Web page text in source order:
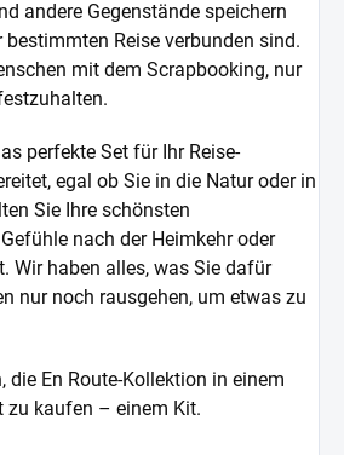
andere Gegenstände speichern
bestimmten Reise verbunden sind.
mit dem Scrapbooking, nur
perfekte Set für Ihr Reise-
egal ob Sie in die Natur oder in
Sie Ihre schönsten
nach der Heimkehr oder
Wir haben alles, was Sie dafür
nur noch rausgehen, um etwas zu
die En Route-Kollektion in einem
zu kaufen – einem Kit.